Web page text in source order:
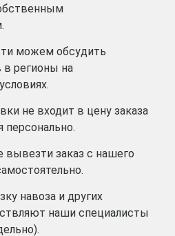
можем обсудить
в регионы на
не входит в цену заказа
персонально.
заказ с нашего
навоза и других
наши специалисты